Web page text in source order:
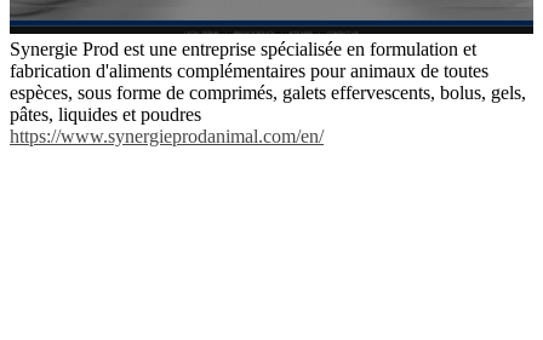
Synergie Prod est une entreprise spécialisée en formulation et
fabrication d'aliments complémentaires pour animaux de toutes
espèces, sous forme de comprimés, galets effervescents, bolus, gels,
pâtes, liquides et poudres
https://www.synergieprodanimal.com/en/